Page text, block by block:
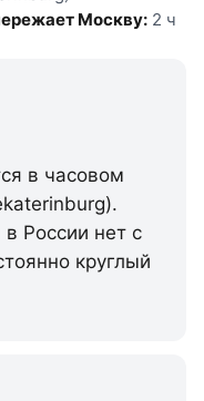
Москву: 2 ч
в часовом
России нет с
круглый